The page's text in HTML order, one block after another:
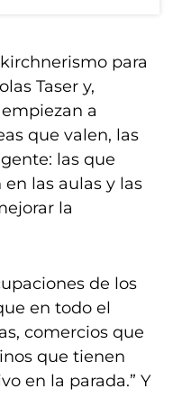
para
Taser y,
a
que valen, las
las que
las aulas y las
la
de los
en todo el
comercios que
que tienen
en la parada.” Y